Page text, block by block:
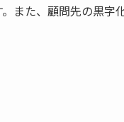
また、顧問先の黒